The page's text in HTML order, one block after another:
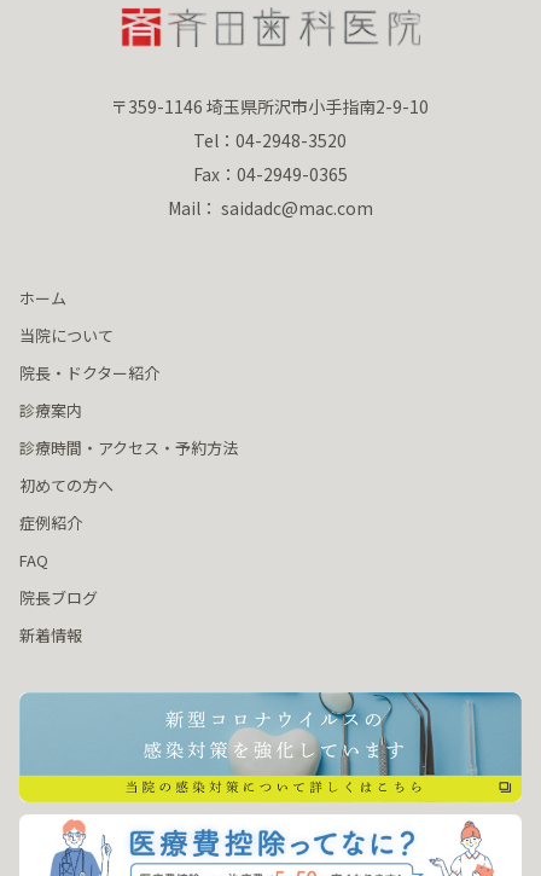
〒359-1146 埼玉県所沢市小手指南2-9-10
Tel：04-2948-3520
Fax：04-2949-0365
Mail： saidadc@mac.com
ホーム
当院について
院長・ドクター紹介
診療案内
診療時間・アクセス・予約方法
初めての方へ
症例紹介
FAQ
院長ブログ
新着情報